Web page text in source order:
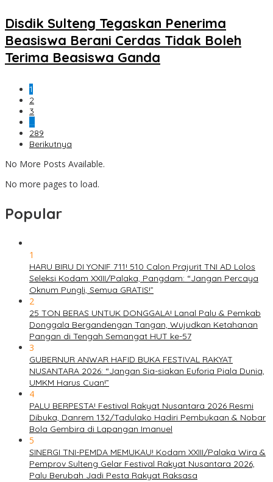
Disdik Sulteng Tegaskan Penerima
Beasiswa Berani Cerdas Tidak Boleh
Terima Beasiswa Ganda
1
2
3
…
289
Berikutnya
No More Posts Available.
No more pages to load.
Popular
1
HARU BIRU DI YONIF 711! 510 Calon Prajurit TNI AD Lolos
Seleksi Kodam XXIII/Palaka, Pangdam: “Jangan Percaya
Oknum Pungli, Semua GRATIS!”
2
25 TON BERAS UNTUK DONGGALA! Lanal Palu & Pemkab
Donggala Bergandengan Tangan, Wujudkan Ketahanan
Pangan di Tengah Semangat HUT ke-57
3
GUBERNUR ANWAR HAFID BUKA FESTIVAL RAKYAT
NUSANTARA 2026: “Jangan Sia-siakan Euforia Piala Dunia,
UMKM Harus Cuan!”
4
PALU BERPESTA! Festival Rakyat Nusantara 2026 Resmi
Dibuka, Danrem 132/Tadulako Hadiri Pembukaan & Nobar
Bola Gembira di Lapangan Imanuel
5
SINERGI TNI-PEMDA MEMUKAU! Kodam XXIII/Palaka Wira &
Pemprov Sulteng Gelar Festival Rakyat Nusantara 2026,
Palu Berubah Jadi Pesta Rakyat Raksasa